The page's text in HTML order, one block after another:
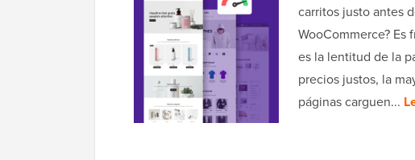
carritos justo antes
WooCommerce? Es
es la lentitud de la
precios justos, la
páginas carguen...